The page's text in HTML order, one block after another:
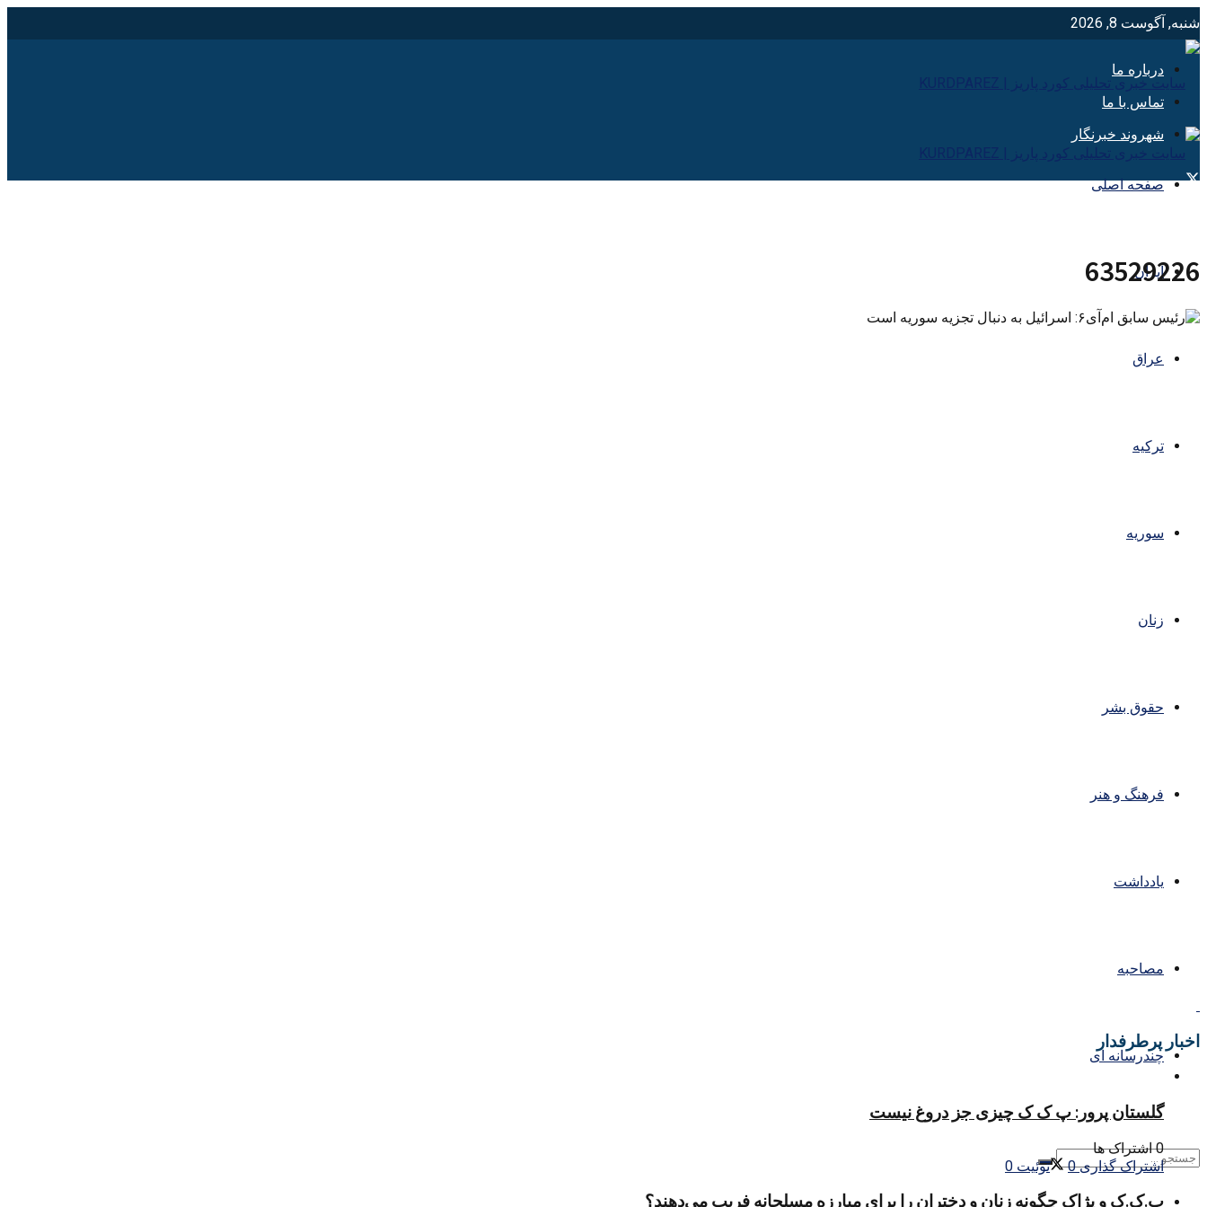
شنبه, آگوست 8, 2026
درباره ما
تماس با ما
شهروند خبرنگار
صفحه اصلی
ایران
عراق
ترکیه
سوریه
زنان
حقوق بشر
فرهنگ و هنر
یادداشت
مصاحبه
چندرسانه ای
63529226
اخبار پرطرفدار
گلستان پرور: پ ک ک چیزی جز دروغ نیست
0 اشتراک ها
اشتراک گذاری 0 توئیت 0
پ.ک.ک و پژاک چگونه زنان و دختران را برای مبارزه مسلحانه فریب می‌دهند؟